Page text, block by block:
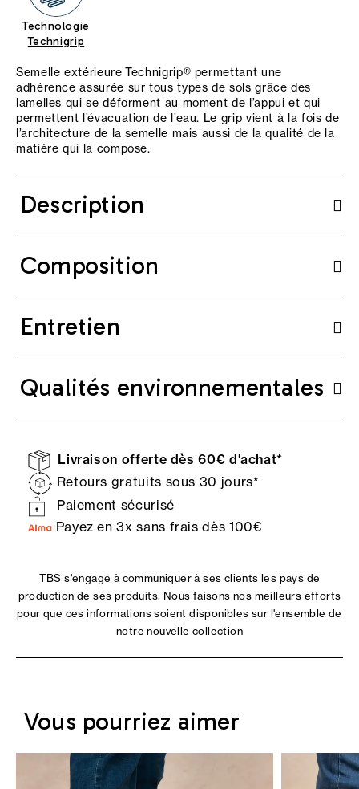
Technologie
Technigrip
Semelle extérieure Technigrip® permettant une
adhérence assurée sur tous types de sols grâce des
lamelles qui se déforment au moment de l’appui et qui
permettent l’évacuation de l’eau. Le grip vient à la fois de
l’architecture de la semelle mais aussi de la qualité de la
matière qui la compose.
Description
Composition
Entretien
Qualités environnementales
Livraison offerte dès 60€ d'achat*
Retours gratuits sous 30 jours*
Paiement sécurisé
Payez en 3x sans frais dès 100€
TBS s'engage à communiquer à ses clients les pays de
production de ses produits. Nous faisons nos meilleurs efforts
pour que ces informations soient disponibles sur l'ensemble de
notre nouvelle collection
Vous pourriez aimer